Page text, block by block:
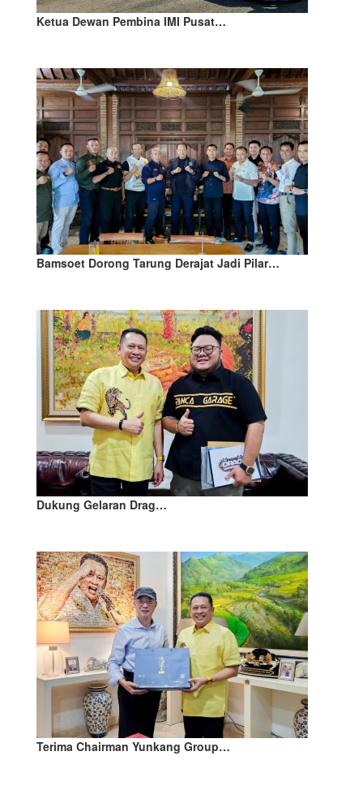
Ketua Dewan Pembina IMI Pusat…
Bamsoet Dorong Tarung Derajat Jadi Pilar…
Dukung Gelaran Drag…
Terima Chairman Yunkang Group…